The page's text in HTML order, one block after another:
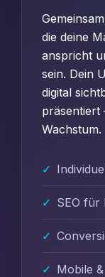
die deine
anspricht
sein. Dein
digital
präsentiert
Wachstum.
SEO für
Mobile